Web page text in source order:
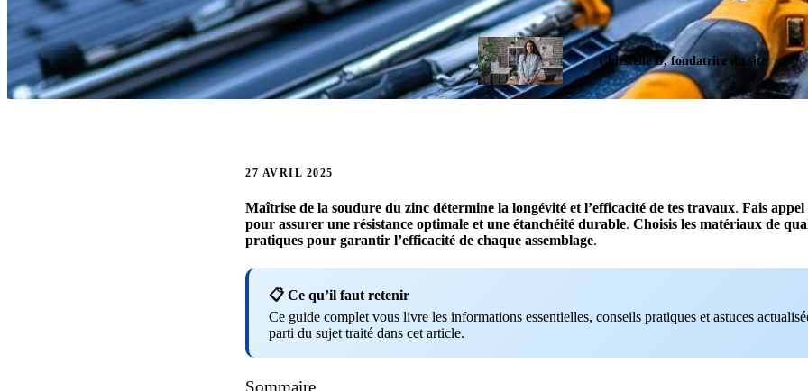
Chirstelle D, fondatrice du site
27 AVRIL 2025
Maîtrise de la soudure du zinc détermine la longévité et l’efficacité de tes travaux. Fais appel
pour assurer une résistance optimale et une étanchéité durable. Choisis les matériaux de
pratiques pour garantir l’efficacité de chaque assemblage.
📋 Ce qu’il faut retenir
Ce guide complet vous livre les informations essentielles, conseils pratiques et astuces
parti du sujet traité dans cet article.
Sommaire